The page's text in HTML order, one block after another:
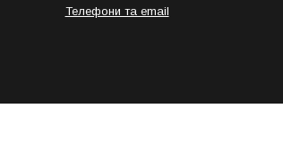
Телефони та email